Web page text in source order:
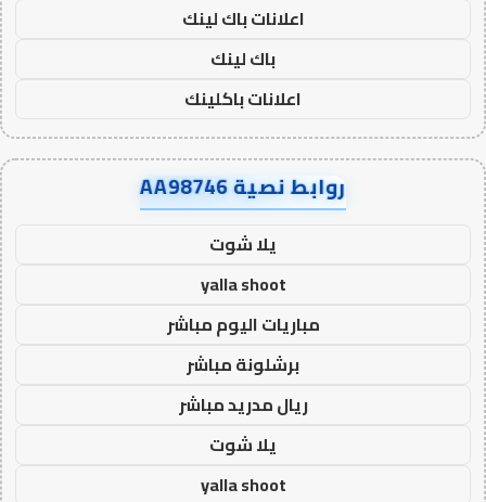
اعلانات باك لينك
باك لينك
اعلانات باكلينك
روابط نصية AA98746
يلا شوت
yalla shoot
مباريات اليوم مباشر
برشلونة مباشر
ريال مدريد مباشر
يلا شوت
yalla shoot